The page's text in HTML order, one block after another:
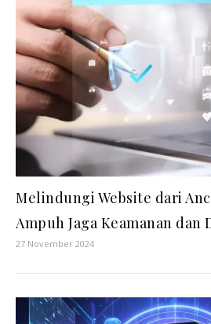
Melindungi Website dari
Ampuh Jaga Keamanan dan
27 November 2024